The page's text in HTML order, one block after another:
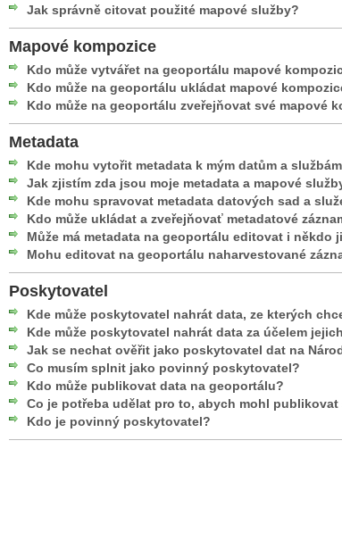
Jak správně citovat použité mapové služby?
Mapové kompozice
Kdo může vytvářet na geoportálu mapové
Kdo může na geoportálu ukládat mapové
Kdo může na geoportálu zveřejňovat své mapové
Metadata
Kde mohu vytořit metadata k mým datům a
Jak zjistím zda jsou moje metadata a mapové
Kde mohu spravovat metadata datových sad a
Kdo může ukládat a zveřejňovať metadatové
Může má metadata na geoportálu editovat i někdo
Mohu editovat na geoportálu naharvestované
Poskytovatel
Kde může poskytovatel nahrát data, ze kterých
Kde může poskytovatel nahrát data za účelem
Jak se nechat ověřit jako poskytovatel dat na
Co musím splnit jako povinný poskytovatel?
Kdo může publikovat data na geoportálu?
Co je potřeba udělat pro to, abych mohl
Kdo je povinný poskytovatel?